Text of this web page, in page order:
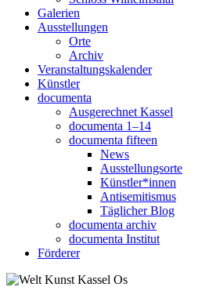
Galerien
Ausstellungen
Orte
Archiv
Veranstaltungskalender
Künstler
documenta
Ausgerechnet Kassel
documenta 1–14
documenta fifteen
News
Ausstellungsorte
Künstler*innen
Antisemitismus
Täglicher Blog
documenta archiv
documenta Institut
Förderer